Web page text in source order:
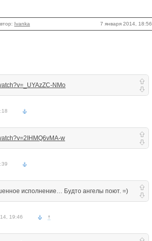
Ivanka 7 января 2014, 18:56
NMo
w
исполнение… Будто ангелы поют. =)
19:46 ↑